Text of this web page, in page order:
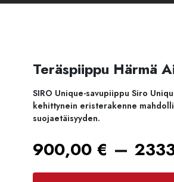
Teräspiippu Härmä
SIRO Unique-savupiippu Siro
kehittynein eristerakenne
suojaetäisyyden.
900,00 € –